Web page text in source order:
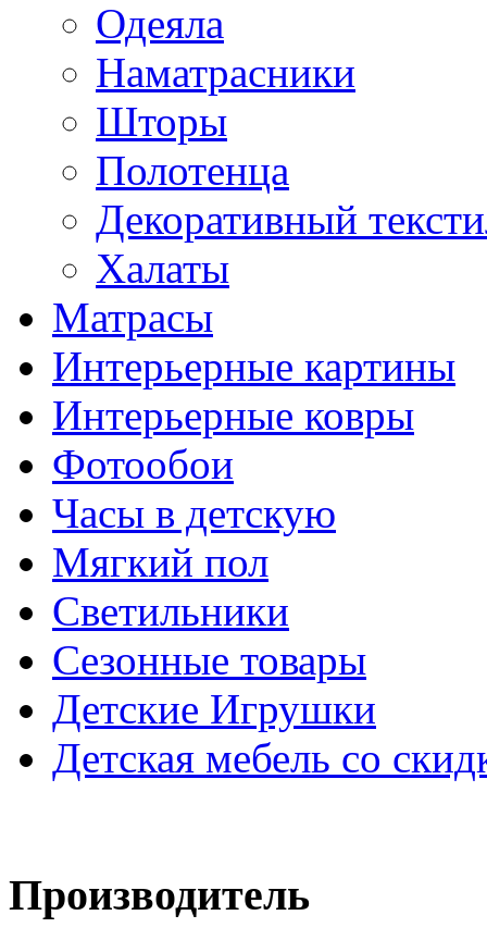
Одеяла
Наматрасники
Шторы
Полотенца
Декоративный
Халаты
Матрасы
Интерьерные картины
Интерьерные ковры
Фотообои
Часы в детскую
Мягкий пол
Светильники
Сезонные товары
Детские Игрушки
Детская мебель со
Производитель